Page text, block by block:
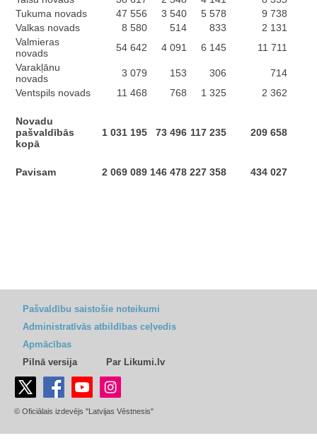
Tukuma novads
47 556 3 540 5 578
9 738
Valkas novads
8 580 514 833
2 131
Valmieras
novads
54 642 4 091 6 145
11 711
Varakļānu
novads
3 079 153 306
714
Ventspils novads
11 468 768 1 325 2 362
Novadu
pašvaldībās
kopā
1 031 195 73 496 117 235 209 658
Pavisam 2 069 089 146 478 227 358 434 027
Pašvaldību saistošie noteikumi
Administratīvās atbildības ceļvedis
Apmācības
Pilnā versija
Par Likumi.lv
© Oficiālais izdevējs "Latvijas Vēstnesis"